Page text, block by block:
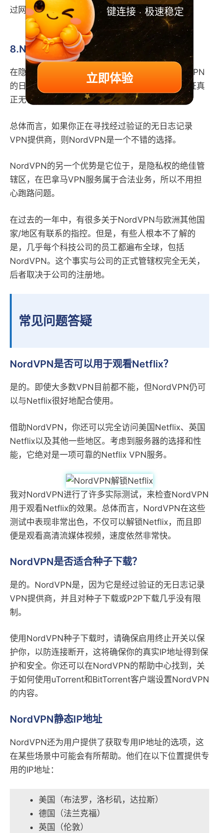
过网站进行了测试。
8.NordVPN无日志政策
在隐私和安全性方面的另一个重要方面，是NordVPN
的日志记录策略，NordVPN是为数不多的经过验证真
正无日志记录的VPN服务之一。
总体而言，如果你正在寻找经过验证的无日志记录
VPN提供商，则NordVPN是一个不错的选择。
NordVPN的另一个优势是它位于，是隐私权的绝佳管
辖区，在巴拿马VPN服务属于合法业务，所以不用担
心跑路问题。
在过去的一年中，有很多关于NordVPN与欧洲其他国
家/地区有联系的指控。但是，有些人根本不了解的
是，几乎每个科技公司的员工都遍布全球，包括
NordVPN。这个事实与公司的正式管辖权完全无关，
后者取决于公司的注册地。
常见问题答疑
NordVPN是否可以用于观看Netflix？
是的。即使大多数VPN目前都不能，但NordVPN仍可
以与Netflix很好地配合使用。
借助NordVPN，你还可以完全访问美国Netflix、英国
Netflix以及其他一些地区。考虑到服务器的选择和性
能，它绝对是一项可靠的Netflix VPN服务。
我对NordVPN进行了许多实际测试，来检查NordVPN
用于观看Netflix的效果。总体而言，NordVPN在这些
测试中表现非常出色，不仅可以解锁Netflix，而且即
便是观看高清流媒体视频，速度依然非常快。
NordVPN是否适合种子下载？
是的。NordVPN是，因为它是经过验证的无日志记录
VPN提供商，并且对种子下载或P2P下载几乎没有限
制。
使用NordVPN种子下载时，请确保启用终止开关以保
护你，以防连接断开，这将确保你的真实IP地址得到保
护和安全。你还可以在NordVPN的帮助中心找到，关
于如何使用uTorrent和BitTorrent客户端设置NordVPN
的内容。
NordVPN静态IP地址
NordVPN还为用户提供了获取专用IP地址的选项，这
在某些场景中可能会有所帮助。他们在以下位置提供专
用的IP地址：
美国（布法罗，洛杉矶，达拉斯）
德国（法兰克福）
英国（伦敦）
键连接 · 极速稳定
立即体验